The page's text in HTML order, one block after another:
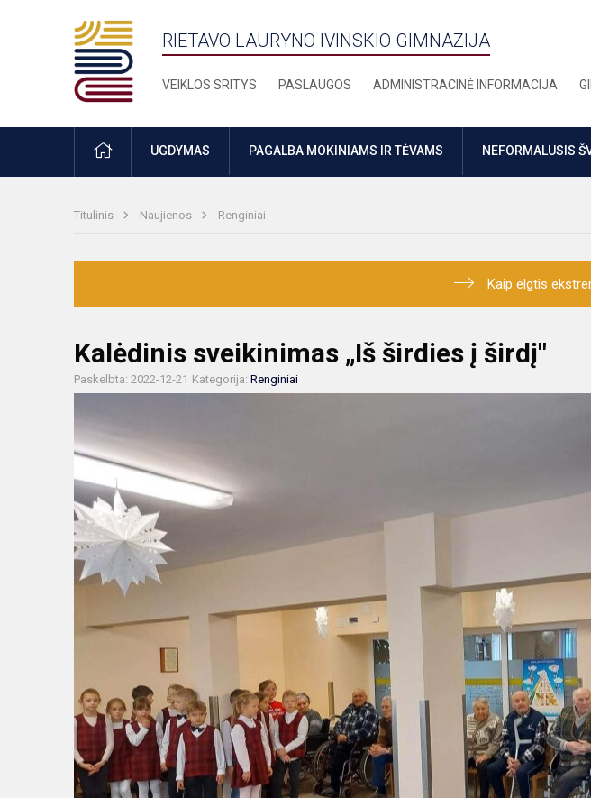
RIETAVO LAURYNO IVINSKIO GIMNAZIJA
VEIKLOS SRITYS PASLAUGOS ADMINISTRACINĖ INFORMACIJA
PRADŽIAUGDYMAS PAGALBA MOKINIAMS IR TĖVAMS NEFORMALUSIS
Titulinis Naujienos Renginiai
Kaip elgtis
Kalėdinis sveikinimas „Iš širdies į širdį"
Paskelbta: 2022-12-21 Kategorija: Renginiai